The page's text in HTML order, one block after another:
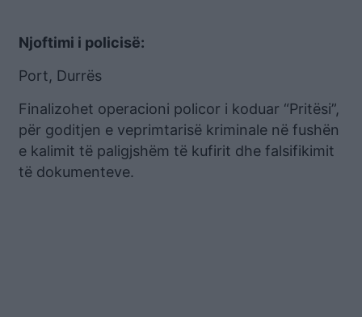
Njoftimi i policisë:
Port, Durrës
Finalizohet operacioni policor i koduar “Pritësi”,
për goditjen e veprimtarisë kriminale në fushën
e kalimit të paligjshëm të kufirit dhe falsifikimit
të dokumenteve.